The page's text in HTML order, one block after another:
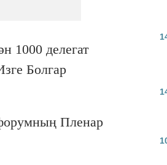
1000 делегат
Болгар
Пленар